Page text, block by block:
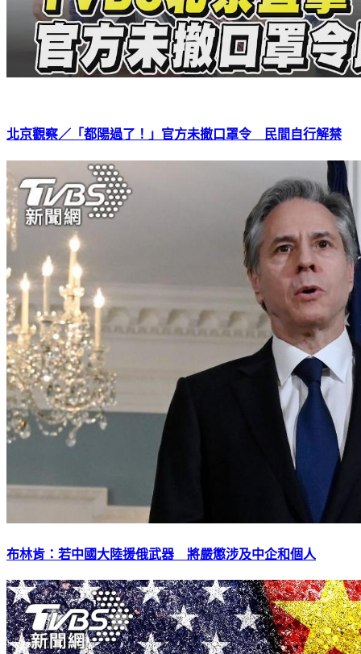
北京觀察／「都陽過了！」官方未撤口罩令 民間自行解禁
布林肯：若中國大陸援俄武器 將嚴懲涉及中企和個人